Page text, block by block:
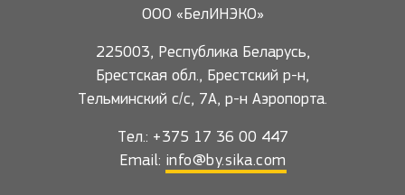
ООО «БелИНЭКО»
225003, Республика Беларусь,
Брестская обл., Брестский р-н,
Тельминский с/с, 7А, р-н Аэропорта.
Тел.: +375 17 36 00 447
Email: info@by.sika.com